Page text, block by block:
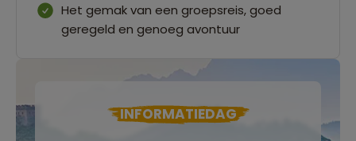
Het gemak van een groepsreis, goed
geregeld en genoeg avontuur
INFORMATIEDAG